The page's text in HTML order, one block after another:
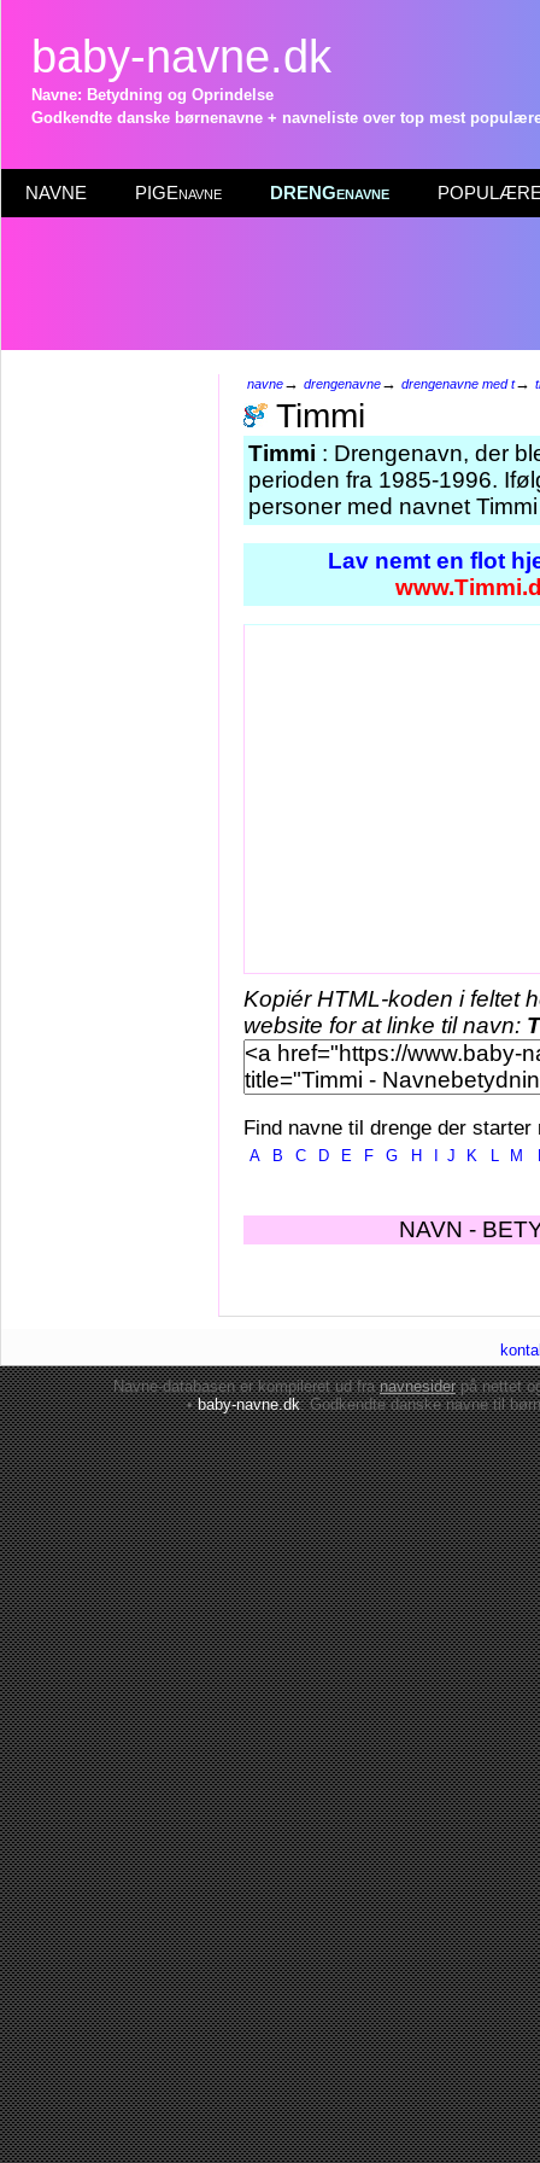
baby-navne.dk
Navne: Betydning og Oprindelse
Godkendte danske børnenavne + navneliste over top mest
NAVNE PIGEnavne DRENGenavne POPULÆRE
navne→ drengenavne→ drengenavne med t→
Timmi
Timmi : Drengenavn, der
perioden fra 1985-1996.
personer med navnet
Lav nemt en flot
Kopiér HTML-koden i feltet
website for at linke til navn:
Find navne til drenge der starter
A B C D E F G H J K L M
NAVN -
Navne-databasen er kompileret ud franavnesiderpå nettet
•baby-navne.dk: Godkendte danskenavne til børn